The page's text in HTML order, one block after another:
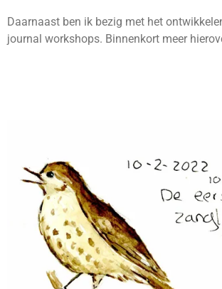
Daarnaast ben ik bezig met het
journal workshops. Binnenkort meer